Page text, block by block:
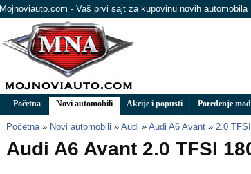
Mojnoviauto.com - Vaš prvi sajt za kupovinu novih automobila
Početna Novi automobili Akcije i popusti Poređenje
Početna » Novi automobili » Audi » Audi A6 Avant » 2.0
Audi A6 Avant 2.0 TFSI